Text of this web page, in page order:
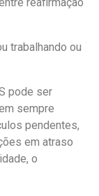
trabalhando ou
pode ser
sempre
pendentes,
em atraso
o